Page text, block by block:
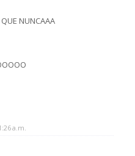
QUE NUNCAAA
a.m.